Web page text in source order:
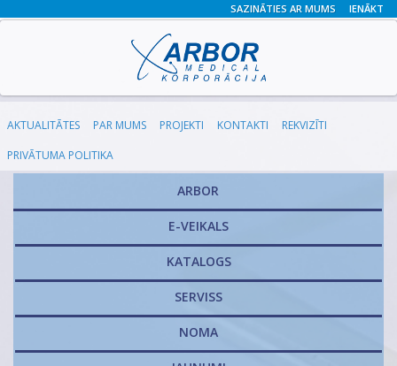
IENĀKT
SAZINĀTIES AR MUMS
AKTUALITĀTES PAR MUMS PROJEKTI KONTAKTI
REKVIZĪTI
PRIVĀTUMA POLITIKA
ARBOR
E-VEIKALS
KATALOGS
​SERVISS
NOMA